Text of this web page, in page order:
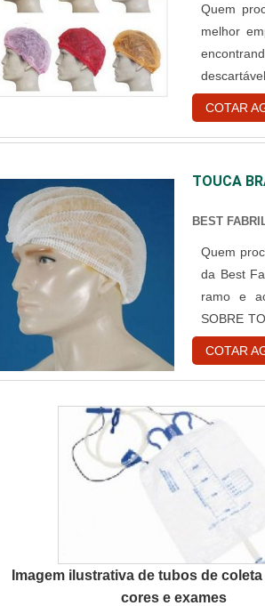
Quem
melhor
reforços
COTAR
TOUCA
BEST
Quem
da Best
ramo e
SOBRE
encontrar
e gorr...
COTAR
Imagem ilustrativa de tubos de
cores e exames